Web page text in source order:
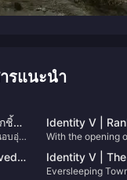
รแนะนำ
ชิ้น
บอุ่น
Identity V |
Skins in
With the opening
celebration of
Identity V |
Town
Eversleeping